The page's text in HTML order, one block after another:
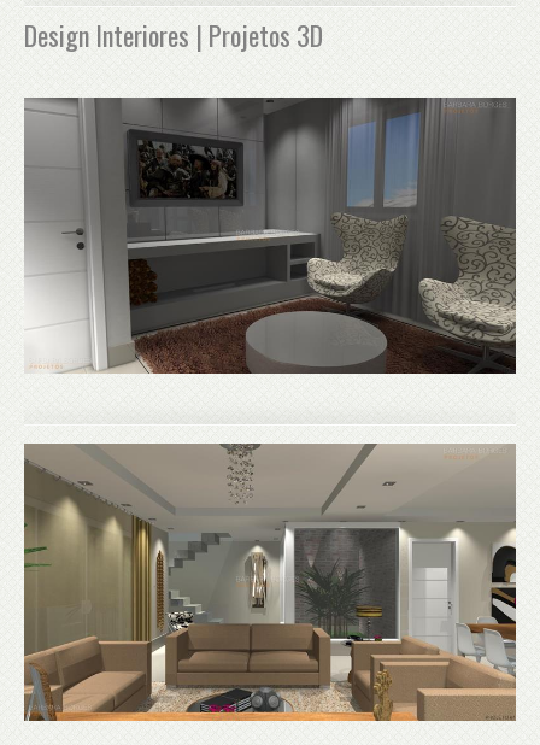
Design Interiores | Projetos 3D